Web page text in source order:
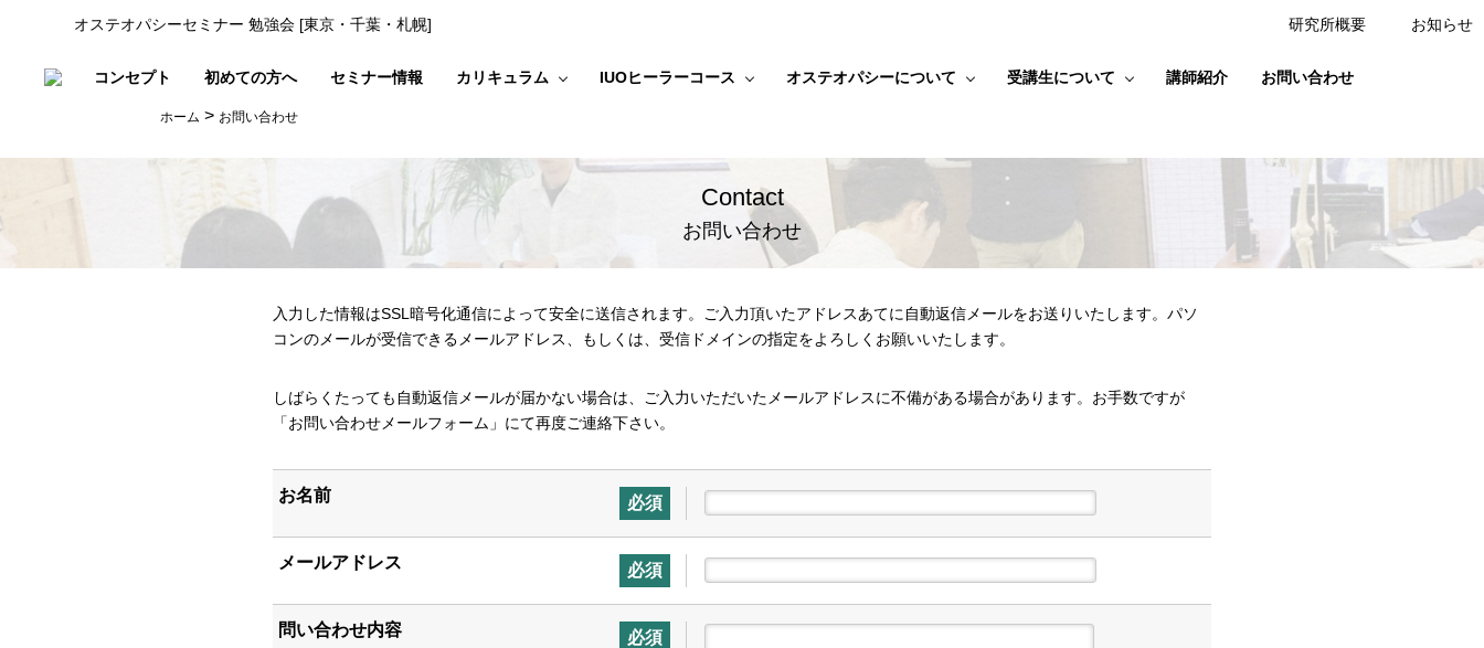
オステオパシーセミナー 勉強会 [東京・千葉・札幌] 研究所概要 お知らせ
コンセプト 初めての方へ セミナー情報 カリキュラム IUOヒーラーコース オステオパシーについて 受講生について 講師紹介 お問い合わせ
ホーム > お問い合わせ
Contact
お問い合わせ
入力した情報はSSL暗号化通信によって安全に送信されます。ご入力頂いたアドレスあてに自動返信メールをお送りいたします。パソ
コンのメールが受信できるメールアドレス、もしくは、受信ドメインの指定をよろしくお願いいたします。
しばらくたっても自動返信メールが届かない場合は、ご入力いただいたメールアドレスに不備がある場合があります。お手数ですが
「お問い合わせメールフォーム」 にて再度ご連絡下さい。
お名前 必須
メールアドレス 必須
問い合わせ内容 必須